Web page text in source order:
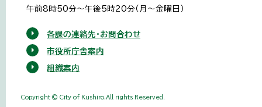
午前8時50分～午後5時20分（月～金曜日）
各課の連絡先・お問合わせ
市役所庁舎案内
組織案内
Copyright © City of Kushiro,All rights Reserved.